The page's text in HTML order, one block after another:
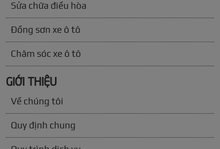
Sửa chữa điều hòa
Đồng sơn xe ô tô
Chăm sóc xe ô tô
GIỚI THIỆU
Về chúng tôi
Quy định chung